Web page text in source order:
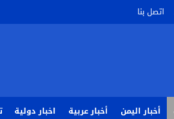
اتصل بنا
أخبار اليمن أخبار عربية اخبار دولية